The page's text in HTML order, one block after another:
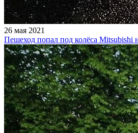
26 мая 2021
Пешеход попал под колёса Mitsubishi